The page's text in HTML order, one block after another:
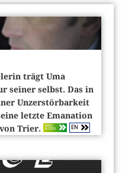
trägt Uma
seiner selbst. Das in
Unzerstörbarkeit
letzte Emanation
Trier. OPEN
ACCESS EN